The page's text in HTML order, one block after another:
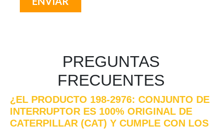
PREGUNTAS
FRECUENTES
¿EL PRODUCTO 198-2976: CONJUNTO DE
INTERRUPTOR ES 100% ORIGINAL DE
CATERPILLAR (CAT) Y CUMPLE CON LOS